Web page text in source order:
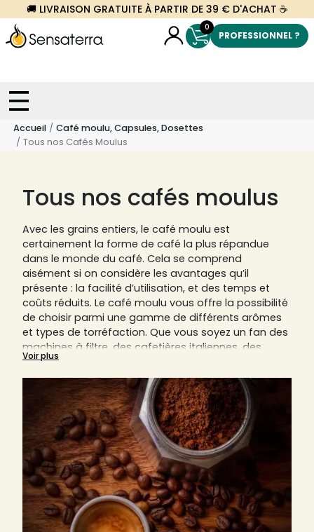
🚚 LIVRAISON GRATUITE À PARTIR DE 39 € D'ACHAT ☕
0
PROFESSIONNEL ?
Accueil
Café moulu, Capsules, Dosettes
Tous nos Cafés Moulus
Tous nos cafés moulus
Avec les grains entiers, le café moulu est
certainement la forme de café la plus répandue
dans le monde du café. Cela se comprend
aisément si on considère les avantages qu’il
présente : la facilité d’utilisation, et des temps et
coûts réduits. Le café moulu vous offre la possibilité
de choisir parmi une gamme de différents arômes
et types de torréfaction. Que vous soyez un fan des
machines à filtre, des cafetières italiennes, des
cafetières piston (aussi connues sous le nom de
French Press) ou autres, le café moulu est toujours
un composant indispensable.
Nous vous expliquerons sur cette page pourquoi le
bon degré de mouture est essentiel pour savourer
un café parfait.
Découvrez ici aussi tous nos cafés moulus des
artisans locaux de France, Italie et Allemagne,
comme par exemple d’Arlo’s Coffee, d'Origines
Tea&Coffee France, d'Ettli Kaffee, et bien d’autres.
Trouvez sur Sensaterra votre prochain torréfacteur
préféré, qu'il soit italien, allemand ou français.
Voir plus